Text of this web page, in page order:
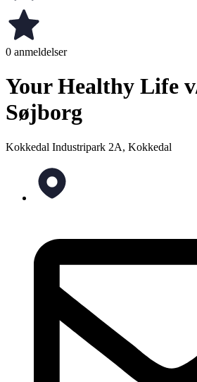
0 anmeldelser
Your Healthy Life
Søjborg
Kokkedal Industripark 2A, Kokkedal